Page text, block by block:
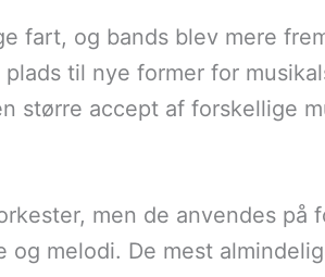
fart, og bands blev mere
til nye former for
større accept af forskellige
men de anvendes på
melodi. De mest